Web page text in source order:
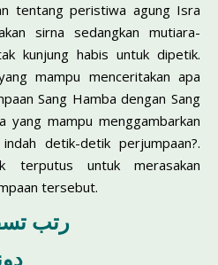
tentang peristiwa agung Isra
sirna sedangkan mutiara-
kunjung habis untuk dipetik.
mampu menceritakan apa
Sang Hamba dengan Sang
yang mampu menggambarkan
detik-detik perjumpaan?.
terputus untuk merasakan
tersebut.
رتب